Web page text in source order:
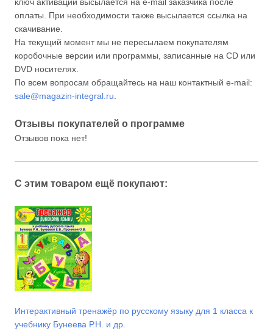
ключ активации высылается на e-mail заказчика после
оплаты. При необходимости также высылается ссылка на
скачивание.
На текущий момент мы не пересылаем покупателям
коробочные версии или программы, записанные на CD или
DVD носителях.
По всем вопросам обращайтесь на наш контактный e-mail:
sale@magazin-integral.ru.
Отзывы покупателей о программе
Отзывов пока нет!
С этим товаром ещё покупают:
Интерактивный тренажёр по русскому языку для 1 класса к
учебнику Бунеева Р.Н. и др.